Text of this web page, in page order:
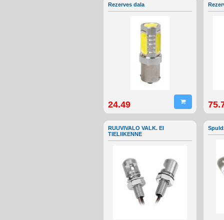
Rezerves dala
24.49
RUUVIVALO VALK. EI
TIELIIKENNE